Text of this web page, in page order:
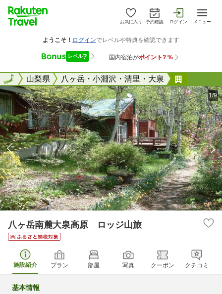
お気に入り 予約確認 ログイン メニュー
全国山梨県 八ヶ岳・小淵沢・清里・大泉
全国
1/9
八ヶ岳南麓大泉高原 ロッジ山旅
施設紹介 プラン 部屋 写真 クーポン クチコミ
基本情報